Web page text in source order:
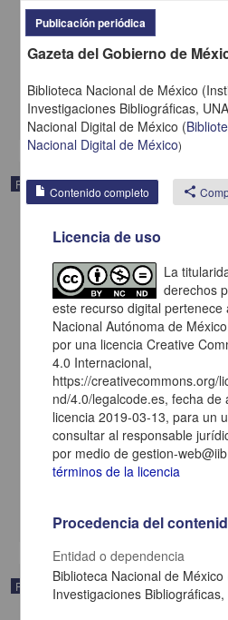
Gazeta del Gobierno de México
Multidisciplina
Publicación periódica
Gazeta del Gobierno de México
1817-12-07
Publicación periódica
Publicación periódica
Gazeta del Gobierno de
Biblioteca Nacional de México
Investigaciones Bibliográficas,
Nacional Digital de México (
Nacional Digital de México)
Contenido completo share
Licencia de uso
La
derechos
este recurso digital pertenece
Nacional Autónoma de
por una licencia Creative
4.0 Internacional,
https://creativecommons.org/
nd/4.0/legalcode.es, fecha de
licencia 2019-03-13, para un
consultar al responsable
por medio de gestion-
términos de la licencia
Procedencia del
Entidad o dependencia
Biblioteca Nacional de
Investigaciones Bibliográficas,